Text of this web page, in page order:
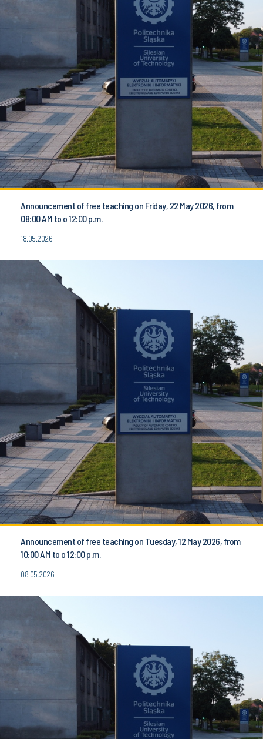
Announcement of free teaching on Friday, 22 May 2026, from
08:00 AM to o 12:00 p.m.
18.05.2026
Announcement of free teaching on Tuesday, 12 May 2026, from
10:00 AM to o 12:00 p.m.
08.05.2026